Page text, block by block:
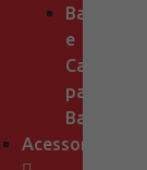
Bancos
e
Cadeiras
para
Banho
Acessorios